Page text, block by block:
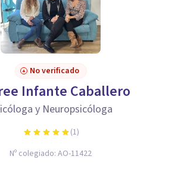
No verificado
Infante Caballero
y Neuropsicóloga
(1)
Nº colegiado: AO-11422